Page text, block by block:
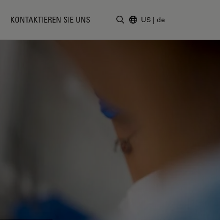
KONTAKTIEREN SIE UNS US | de